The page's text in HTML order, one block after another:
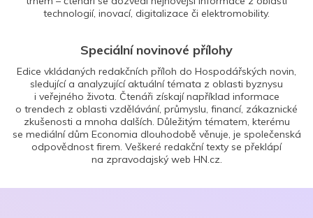
technologií, inovací, digitalizace či elektromobility.
Speciální novinové přílohy
Edice vkládaných redakčních příloh do Hospodářských novin,
sledující a analyzující aktuální témata z oblasti byznysu
i veřejného života. Čtenáři získají například informace
o trendech z oblasti vzdělávání, průmyslu, financí, zákaznické
zkušenosti a mnoha dalších. Důležitým tématem, kterému
se mediální dům Economia dlouhodobě věnuje, je společenská
odpovědnost firem. Veškeré redakční texty se překlápí
na zpravodajský web HN.cz.